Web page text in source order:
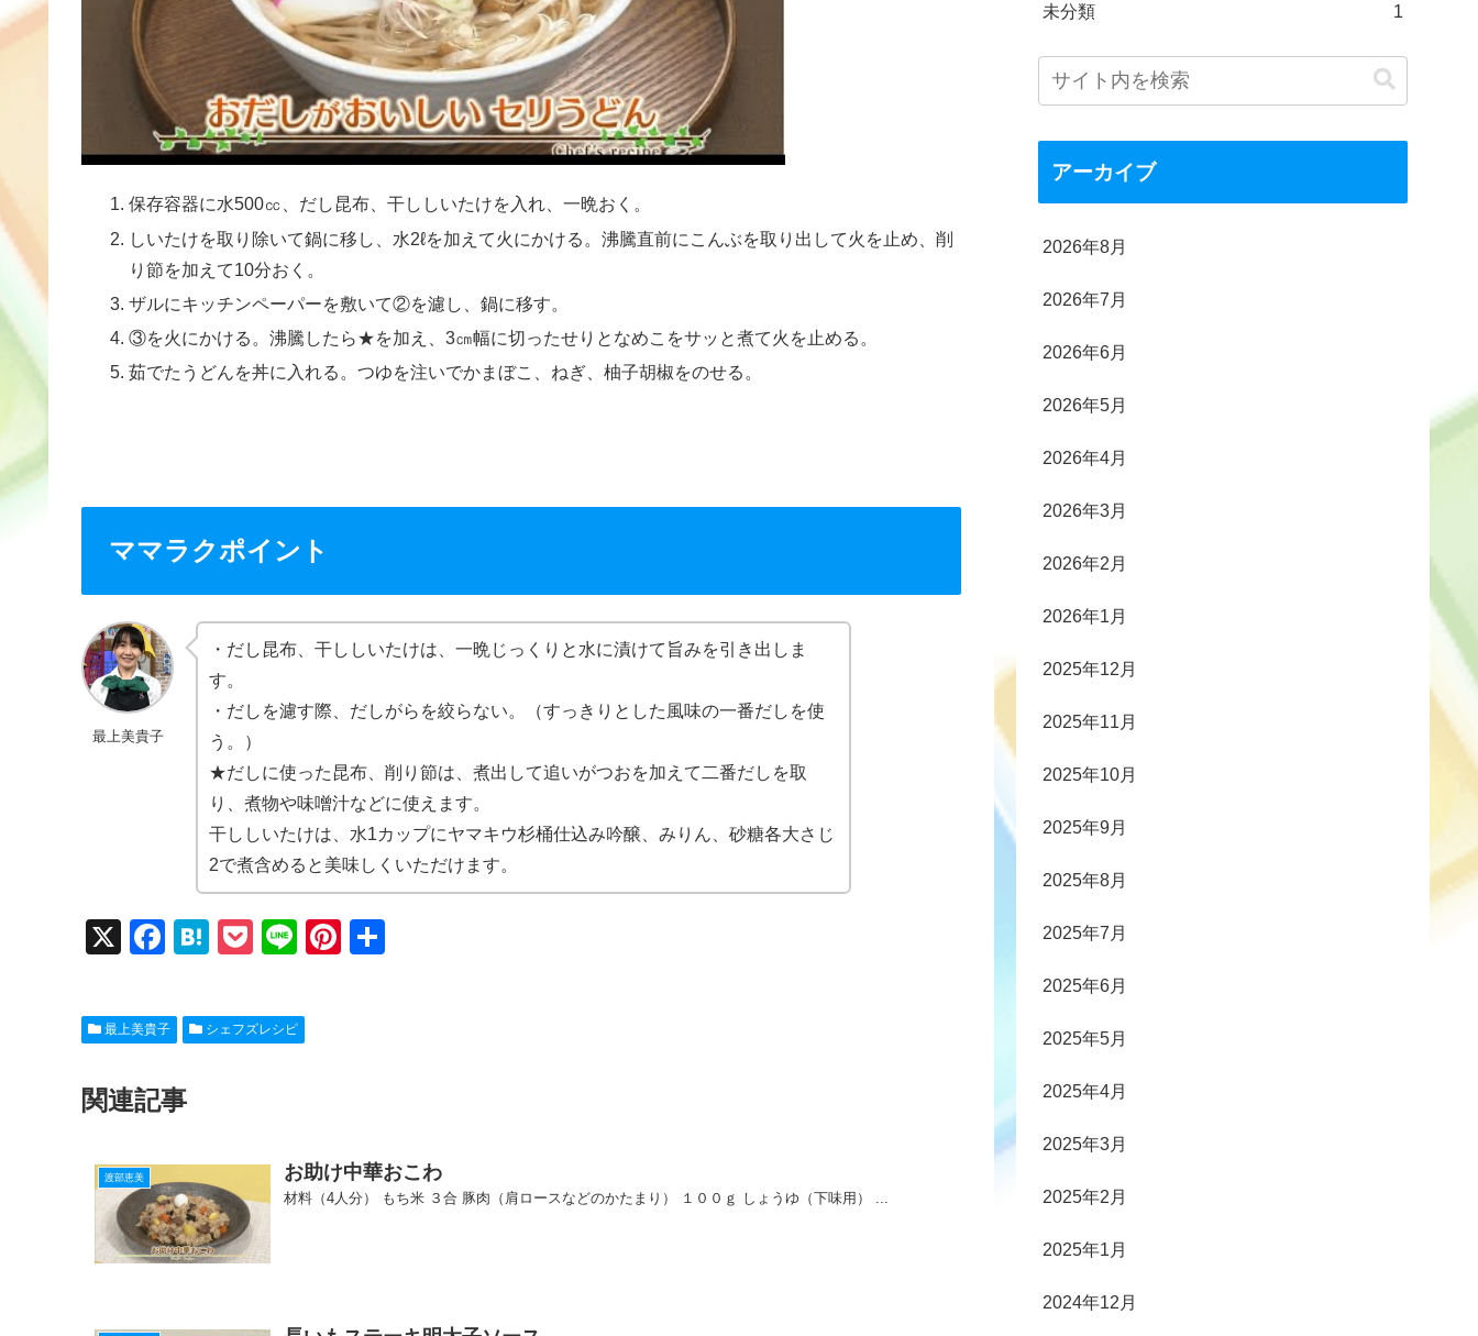
保存容器に水500㏄、だし昆布、干ししいたけを入れ、一晩おく。
しいたけを取り除いて鍋に移し、水2ℓを加えて火にかける。沸騰直前にこんぶを取り出して火を止め、削
り節を加えて10分おく。
ザルにキッチンペーパーを敷いて②を濾し、鍋に移す。
③を火にかける。沸騰したら★を加え、3㎝幅に切ったせりとなめこをサッと煮て火を止める。
茹でたうどんを丼に入れる。つゆを注いでかまぼこ、ねぎ、柚子胡椒をのせる。
ママラクポイント
最上美貴子
・だし昆布、干ししいたけは、一晩じっくりと水に漬けて旨みを引き出しま
す。
・だしを濾す際、だしがらを絞らない。（すっきりとした風味の一番だしを使
う。）
★だしに使った昆布、削り節は、煮出して追いがつおを加えて二番だしを取
り、煮物や味噌汁などに使えます。
干ししいたけは、水1カップにヤマキウ杉桶仕込み吟醸、みりん、砂糖各大さじ
2で煮含めると美味しくいただけます。
X
F
c
e
b
o
k
H
e
n
P
ck
et
Li
e
Pi
最上美貴子 シェフズレシピ
関連記事
渡部恵美 お助け中華おこわ
材料（4人分） もち米 ３合 豚肉（肩ロースなどのかたまり） １００ｇ しょうゆ（下味用） ...
未分類 1
アーカイブ
2026年8月
2026年7月
2026年6月
2026年5月
2026年4月
2026年3月
2026年2月
2026年1月
2025年12月
2025年11月
2025年10月
2025年9月
2025年8月
2025年7月
2025年6月
2025年5月
2025年4月
2025年3月
2025年2月
2025年1月
2024年12月